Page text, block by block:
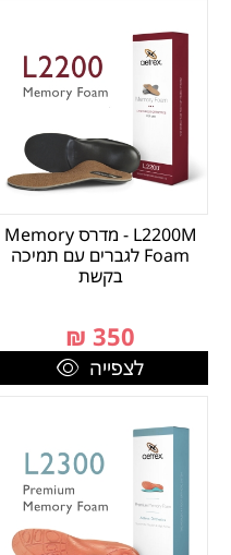
L2200M - מדרס Memory
Foam לגברים עם תמיכה
בקשת
350
₪
לצפייה